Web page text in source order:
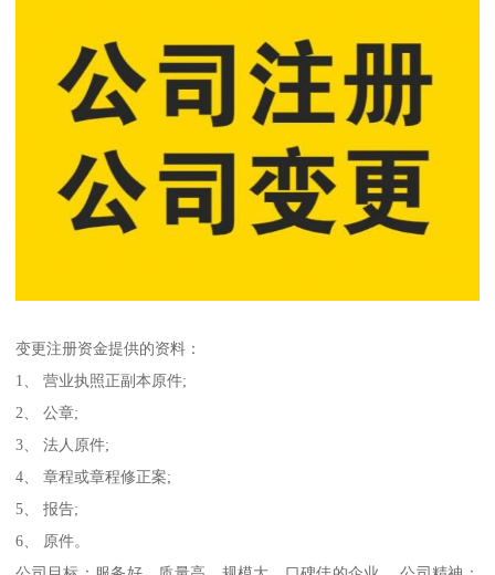
变更注册资金提供的资料：
1、 营业执照正副本原件;
2、 公章;
3、 法人原件;
4、 章程或章程修正案;
5、 报告;
6、 原件。